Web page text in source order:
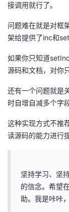
接调用就行了。
问题难在就是对框
架给提供了inc和
如果你只知道
源码和文档，对你
还有一个问题就是
时自增自减多个字
这种实现方式不推
读源码的能力进行
坚持学习、坚
的信念。希望
助。我是咔咔